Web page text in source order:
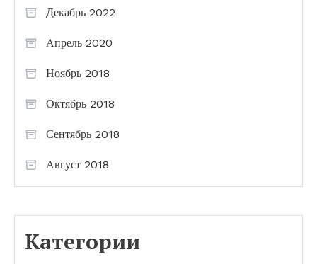
Декабрь 2022
Апрель 2020
Ноябрь 2018
Октябрь 2018
Сентябрь 2018
Август 2018
Категории